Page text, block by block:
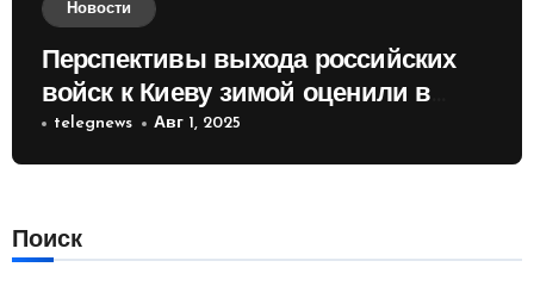
Новости
Перспективы выхода российских
войск к Киеву зимой оценили в
России
telegnews Авг 1, 2025
Поиск